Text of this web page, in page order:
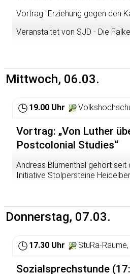
Vortrag "Erziehung gegen den
Veranstaltet von SJD - Die
Mittwoch, 06.03.
19.00 Uhr
Vortrag: „Von Luther
Postcolonial Studies“
Andreas Blumenthal gehört
Initiative Stolpersteine
Am Beispiel von Luthers
illustriert Andreas Blumenthal
Rund 250 Jahre später, zu
von Arnims in der Berliner
Donnerstag, 07.03.
17.30 Uhr StuRa-
Sozialsprechstunde